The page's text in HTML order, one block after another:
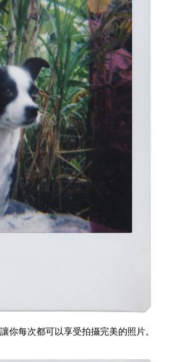
你每次都可以享受拍攝完美的照片。